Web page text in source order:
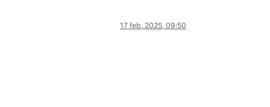
17 feb. 2025, 09:50